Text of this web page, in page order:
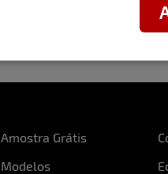
Amostra Grátis
Modelos